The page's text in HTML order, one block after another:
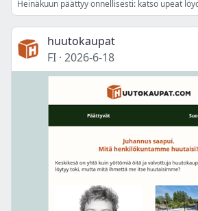
Heinäkuun päättyy onnellisesti: katso upeat
huutokaupat
FI · 2026-6-18